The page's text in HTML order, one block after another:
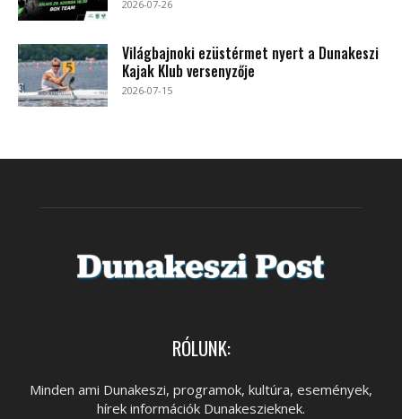
2026-07-26
Világbajnoki ezüstérmet nyert a Dunakeszi
Kajak Klub versenyzője
2026-07-15
RÓLUNK:
Minden ami Dunakeszi, programok, kultúra, események,
hírek információk Dunakeszieknek.